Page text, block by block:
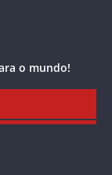
o mundo!